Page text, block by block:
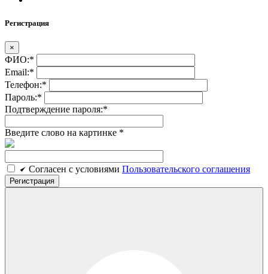
Регистрация
×
ФИО:*
Email:*
Телефон:*
Пароль:*
Подтверждение пароля:*
Введите слово на картинке *
Cогласен c условиями Пользовательского соглашения